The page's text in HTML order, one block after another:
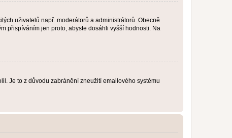
uživatelů např. moderátorů a administrátorů. Obecně
přispíváním jen proto, abyste dosáhli vyšší hodnosti. Na
Je to z důvodu zabránění zneužití emailového systému